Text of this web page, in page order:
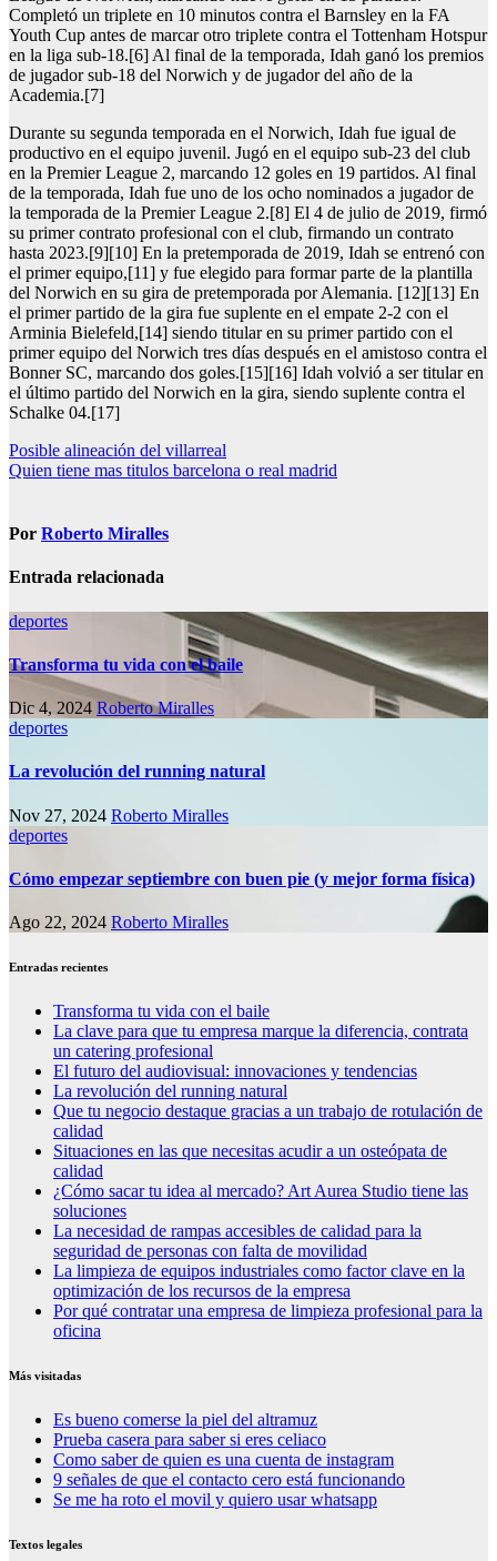
Completó un triplete en 10 minutos contra el Barnsley en la FA
Youth Cup antes de marcar otro triplete contra el Tottenham Hotspur
en la liga sub-18.[6] Al final de la temporada, Idah ganó los premios
de jugador sub-18 del Norwich y de jugador del año de la
Academia.[7]
Durante su segunda temporada en el Norwich, Idah fue igual de
productivo en el equipo juvenil. Jugó en el equipo sub-23 del club
en la Premier League 2, marcando 12 goles en 19 partidos. Al final
de la temporada, Idah fue uno de los ocho nominados a jugador de
la temporada de la Premier League 2.[8] El 4 de julio de 2019, firmó
su primer contrato profesional con el club, firmando un contrato
hasta 2023.[9][10] En la pretemporada de 2019, Idah se entrenó con
el primer equipo,[11] y fue elegido para formar parte de la plantilla
del Norwich en su gira de pretemporada por Alemania. [12][13] En
el primer partido de la gira fue suplente en el empate 2-2 con el
Arminia Bielefeld,[14] siendo titular en su primer partido con el
primer equipo del Norwich tres días después en el amistoso contra el
Bonner SC, marcando dos goles.[15][16] Idah volvió a ser titular en
el último partido del Norwich en la gira, siendo suplente contra el
Schalke 04.[17]
Navegación
de
Posible alineación del villarreal
Quien tiene mas titulos barcelona o real madrid
Por Roberto Miralles
Entrada relacionada
deportes
Transforma tu vida con el baile
Dic 4, 2024 Roberto Miralles
deportes
La revolución del running natural
Nov 27, 2024 Roberto Miralles
deportes
Cómo empezar septiembre con buen pie (y mejor forma física)
Ago 22, 2024 Roberto Miralles
Entradas recientes
Transforma tu vida con el baile
La clave para que tu empresa marque la diferencia, contrata
un catering profesional
El futuro del audiovisual: innovaciones y tendencias
La revolución del running natural
Que tu negocio destaque gracias a un trabajo de rotulación de
calidad
Situaciones en las que necesitas acudir a un osteópata de
calidad
¿Cómo sacar tu idea al mercado? Art Aurea Studio tiene las
soluciones
La necesidad de rampas accesibles de calidad para la
seguridad de personas con falta de movilidad
La limpieza de equipos industriales como factor clave en la
optimización de los recursos de la empresa
Por qué contratar una empresa de limpieza profesional para la
oficina
Más visitadas
Es bueno comerse la piel del altramuz
Prueba casera para saber si eres celiaco
Como saber de quien es una cuenta de instagram
9 señales de que el contacto cero está funcionando
Se me ha roto el movil y quiero usar whatsapp
Textos legales